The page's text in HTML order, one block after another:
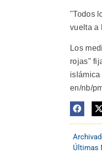
"Todos
vuelta a
Los
rojas"
islámica
en/nb/
Últimas